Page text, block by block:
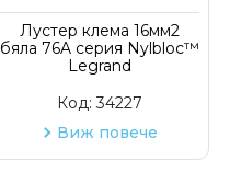
Лустер клема 16мм2
бяла 76A серия Nylbloc™
Legrand
Код:34227
Виж повече